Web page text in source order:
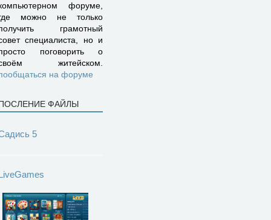
форуме,
можно не только
грамотный
специалиста, но и
поговорить о
житейском.
на форуме
ФАЙЛЫ
5